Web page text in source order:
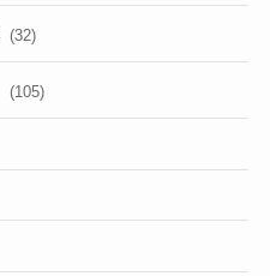
(32)
(105)